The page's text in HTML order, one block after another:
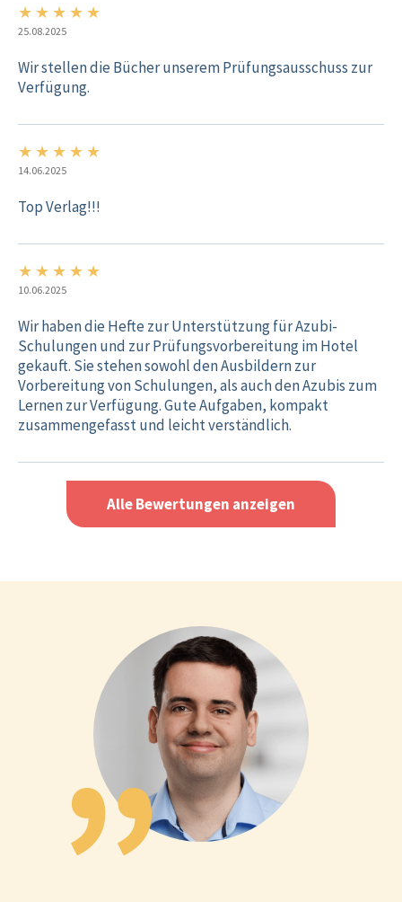
★ ★ ★ ★ ★
25.08.2025
Wir stellen die Bücher unserem Prüfungsausschuss zur
Verfügung.
★ ★ ★ ★ ★
14.06.2025
Top Verlag!!!
★ ★ ★ ★ ★
10.06.2025
Wir haben die Hefte zur Unterstützung für Azubi-
Schulungen und zur Prüfungsvorbereitung im Hotel
gekauft. Sie stehen sowohl den Ausbildern zur
Vorbereitung von Schulungen, als auch den Azubis zum
Lernen zur Verfügung. Gute Aufgaben, kompakt
zusammengefasst und leicht verständlich.
Alle Bewertungen anzeigen